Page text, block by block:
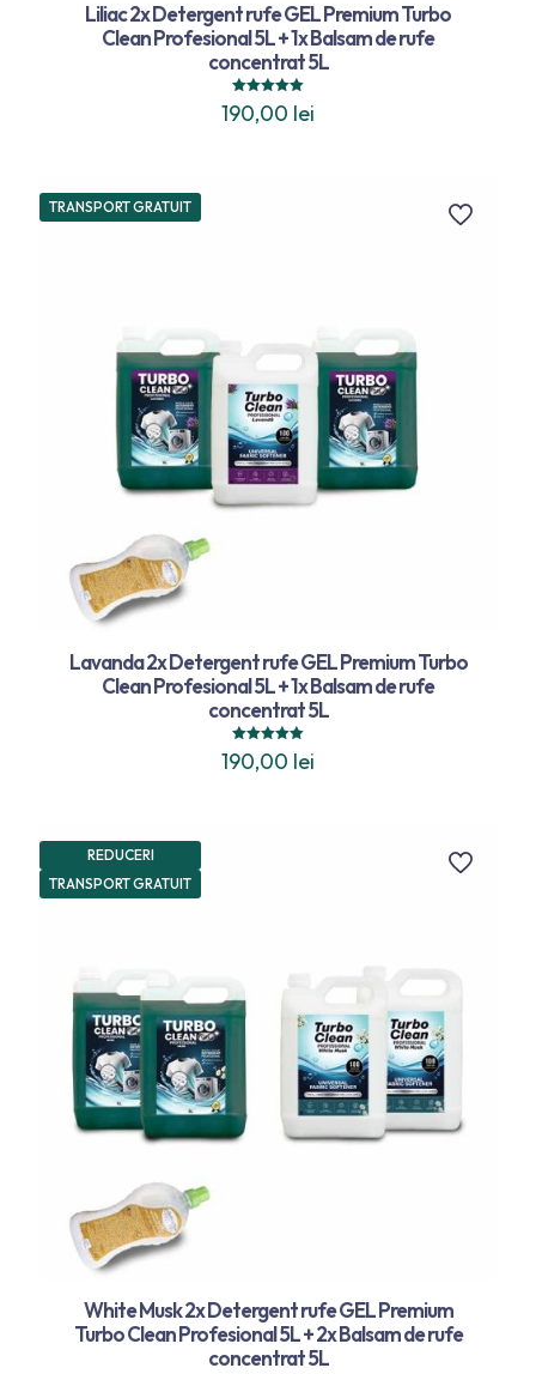
Liliac 2x Detergent rufe GEL Premium Turbo
Clean Profesional 5L + 1x Balsam de rufe
concentrat 5L
Evaluat la
5.00
190,00 lei
TRANSPORT GRATUIT
Lavanda 2x Detergent rufe GEL Premium Turbo
Clean Profesional 5L + 1x Balsam de rufe
concentrat 5L
Evaluat la
5.00
190,00 lei
REDUCERI
TRANSPORT GRATUIT
White Musk 2x Detergent rufe GEL Premium
Turbo Clean Profesional 5L + 2x Balsam de rufe
concentrat 5L